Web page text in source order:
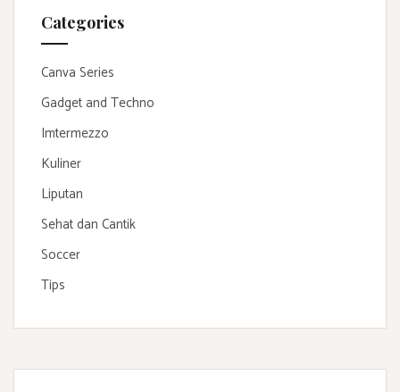
Categories
Canva Series
Gadget and Techno
Imtermezzo
Kuliner
Liputan
Sehat dan Cantik
Soccer
Tips